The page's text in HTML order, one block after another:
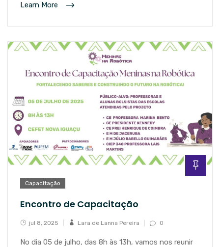
Learn More
Capacitação
Encontro de Capacitação
jul 8, 2025 Lara de Lanna Pereira 0
No dia 05 de julho, das 8h às 13h, vamos nos reunir